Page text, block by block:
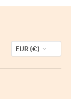
EUR (€)